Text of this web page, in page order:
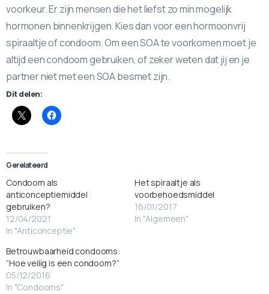
voorkeur. Er zijn mensen die het liefst zo min mogelijk
hormonen binnenkrijgen. Kies dan voor een hormoonvrij
spiraaltje of condoom. Om een SOA te voorkomen moet je
altijd een condoom gebruiken, of zeker weten dat jij en je
partner niet met een SOA besmet zijn.
Dit delen:
Gerelateerd
Condoom als
anticonceptiemiddel
gebruiken?
12/04/2021
In "Anticonceptie"
Het spiraaltje als
voorbehoedsmiddel
16/01/2017
In "Algemeen"
Betrouwbaarheid condooms:
“Hoe veilig is een condoom?”
05/12/2016
In "Condooms"